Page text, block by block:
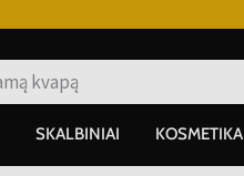
SKALBINIAI KOSMETIKA